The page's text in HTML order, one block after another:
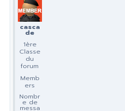
casca
de
1ère
Classe
du
forum
Memb
ers
Nombr
e de
messa